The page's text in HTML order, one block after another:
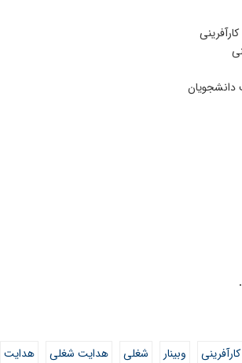
وبینار شغلی هدایت شغلی هدایت